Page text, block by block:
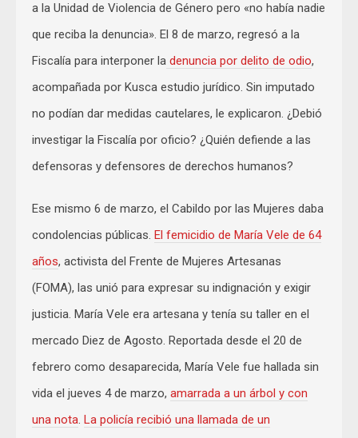
a la Unidad de Violencia de Género pero «no había nadie
que reciba la denuncia». El 8 de marzo, regresó a la
Fiscalía para interponer la denuncia por delito de odio,
acompañada por Kusca estudio jurídico. Sin imputado
no podían dar medidas cautelares, le explicaron. ¿Debió
investigar la Fiscalía por oficio? ¿Quién defiende a las
defensoras y defensores de derechos humanos?
Ese mismo 6 de marzo, el Cabildo por las Mujeres daba
condolencias públicas. El femicidio de María Vele de 64
años, activista del Frente de Mujeres Artesanas
(FOMA), las unió para expresar su indignación y exigir
justicia. María Vele era artesana y tenía su taller en el
mercado Diez de Agosto. Reportada desde el 20 de
febrero como desaparecida, María Vele fue hallada sin
vida el jueves 4 de marzo, amarrada a un árbol y con
una nota. La policía recibió una llamada de un